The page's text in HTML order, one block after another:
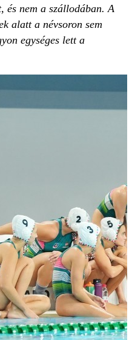
és nem a szállodában. A
alatt a névsoron sem
egységes lett a